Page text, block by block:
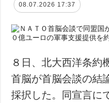
08.07.2026 17:37
８日、北大西洋条約
首脳が首脳会談の結
採択した。同宣言に